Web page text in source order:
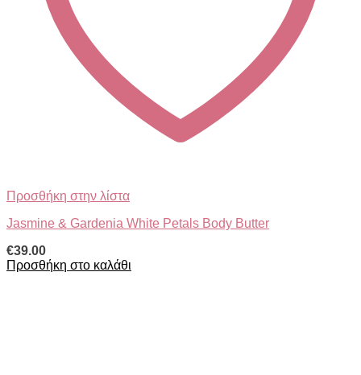
Προσθήκη στην λίστα
Jasmine & Gardenia White Petals Body Butter
€39.00
Προσθήκη στο καλάθι